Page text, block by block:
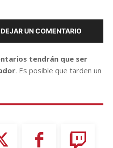
UN COMENTARIO
tendrán que ser
. Es posible que tarden un